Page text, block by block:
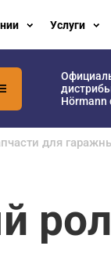
Услуги
Hörmann
для